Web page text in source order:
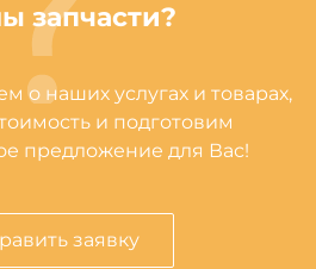
запчасти?
о наших услугах и товарах,
и подготовим
предложение для Вас!
заявку